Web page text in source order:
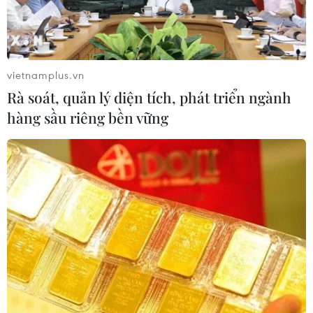
Lào Cai: Đứt gãy 30m đường
tỉnh 161 sau mưa lớn, giao thông bị
chia cắt
loạt ôtô thủng lốp trên cao tốc Bắc-
Nam
07/08/2026 10:03
Xe khách lao xuống hố sâu bên
đường, 18 hành khách thoát nạn
07/08/2026 08:39
vietnamplus.vn
Rà soát, quản lý diện tích, phát triển ngành
hàng sầu riêng bền vững